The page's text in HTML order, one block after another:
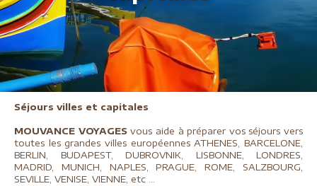
Séjours villes et capitales
MOUVANCE VOYAGESvous aide à préparer vos séjours vers
toutes les grandes villes européennes ATHENES, BARCELONE,
BERLIN, BUDAPEST, DUBROVNIK, LISBONNE, LONDRES,
MADRID, MUNICH, NAPLES, PRAGUE, ROME, SALZBOURG,
SEVILLE, VENISE, VIENNE, etc …